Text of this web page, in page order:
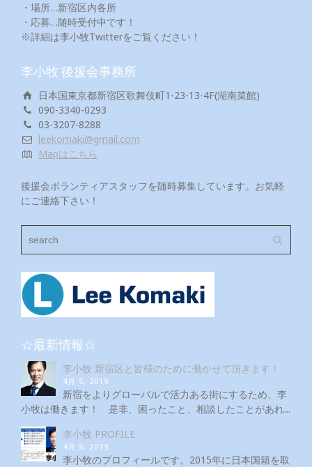
・場所…新宿区内各所
・応募…随時受付中です！
※詳細は李小牧Twitterをご覧ください！
李小牧 後援会事務所
日本国東京都新宿区歌舞伎町1-23-13-4F(湖南菜館)
090-3340-0293
03-3207-8288
leekomaki@gmail.com
Mapはこちら
後援会ボランティアスタッフを随時募集しています。お気軽
にご連絡下さい！
☆最新情報☆
李小牧 新宿区と皆様のために働かせて頂きます！
4月 5, 2019
新宿をよりグローバルで活力ある街にするため、李
小牧は働きます！ 是非、困ったこと、相談したことがあれ...
李小牧 PROFILE
4月 5, 2019
李小牧のプロフィールです。2015年に日本国籍を取